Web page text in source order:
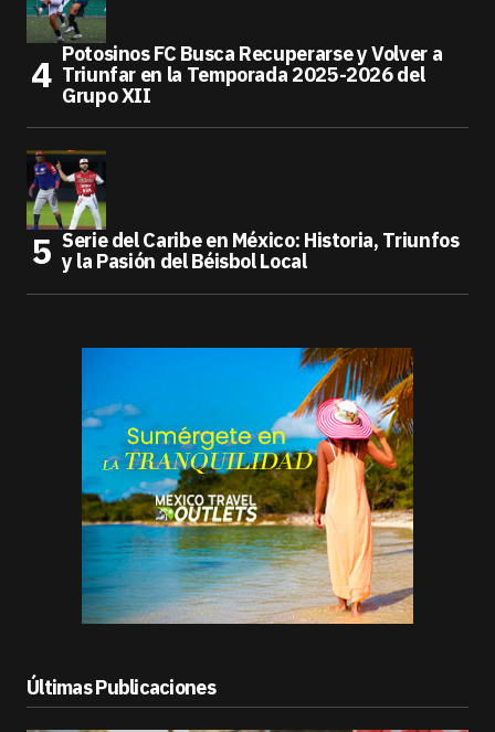
Potosinos FC Busca Recuperarse y Volver a
Triunfar en la Temporada 2025-2026 del
Grupo XII
Serie del Caribe en México: Historia, Triunfos
y la Pasión del Béisbol Local
Últimas Publicaciones